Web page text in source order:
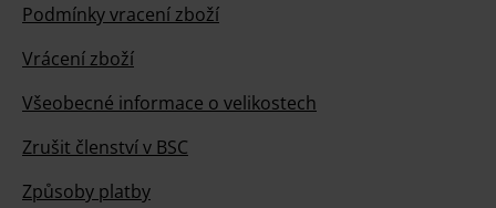
Podmínky vracení zboží
Vrácení zboží
Všeobecné informace o velikostech
Zrušit členství v BSC
Způsoby platby